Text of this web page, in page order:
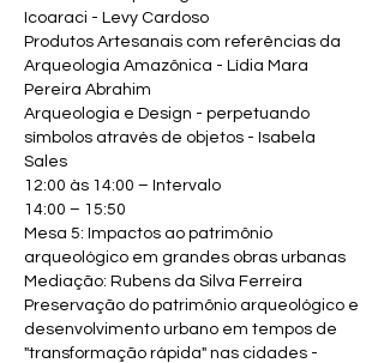
Icoaraci - Levy Cardoso
Produtos Artesanais com referências da
Arqueologia Amazônica - Lídia Mara
Pereira Abrahim
Arqueologia e Design - perpetuando
símbolos através de objetos - Isabela
Sales
12:00 às 14:00 – Intervalo
14:00 – 15:50
Mesa 5: Impactos ao patrimônio
arqueológico em grandes obras urbanas
Mediação: Rubens da Silva Ferreira
Preservação do patrimônio arqueológico e
desenvolvimento urbano em tempos de
"transformação rápida" nas cidades -